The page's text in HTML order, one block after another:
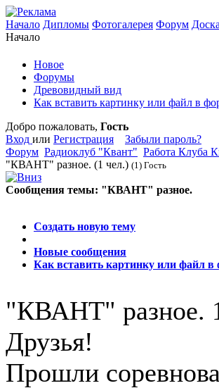
Начало Дипломы Фотогалерея Форум
Начало
Новое
Форумы
Древовидный вид
Как вставить картинку или файл в
Добро пожаловать, Гость
Вход или Регистрация
Забыли пароль?
Форум Радиоклуб "Квант" Работа Клуба
"КВАНТ" разное. (1 чел.) (1) Гость
Сообщения темы: "КВАНТ" разное.
Создать новую тему
Новые сообщения
Как вставить картинку или файл в
"КВАНТ" разное.
Друзья!
Прошли